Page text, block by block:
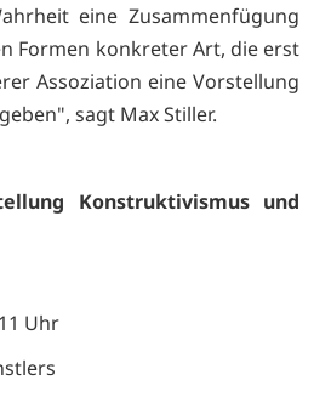
eine Zusammenfügung
Formen konkreter Art, die erst
Assoziation eine Vorstellung
sagt Max Stiller.
Konstruktivismus und
Uhr